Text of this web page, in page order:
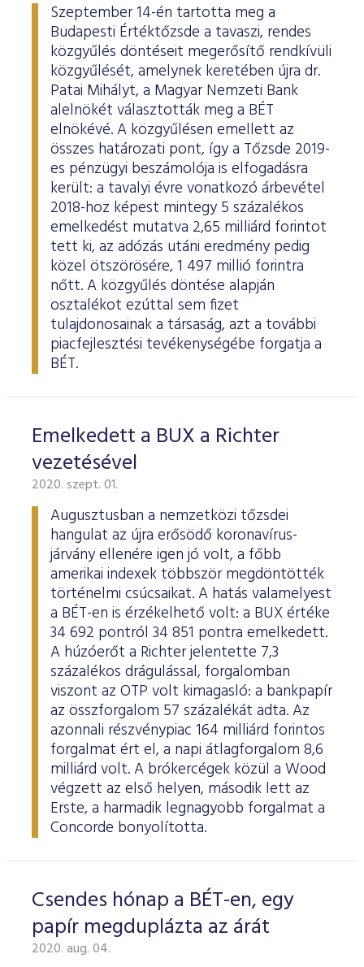
Szeptember 14-én tartotta meg a
Budapesti Értéktőzsde a tavaszi, rendes
közgyűlés döntéseit megerősítő rendkívüli
közgyűlését, amelynek keretében újra dr.
Patai Mihályt, a Magyar Nemzeti Bank
alelnökét választották meg a BÉT
elnökévé. A közgyűlésen emellett az
összes határozati pont, így a Tőzsde 2019-
es pénzügyi beszámolója is elfogadásra
került: a tavalyi évre vonatkozó árbevétel
2018-hoz képest mintegy 5 százalékos
emelkedést mutatva 2,65 milliárd forintot
tett ki, az adózás utáni eredmény pedig
közel ötszörösére, 1 497 millió forintra
nőtt. A közgyűlés döntése alapján
osztalékot ezúttal sem fizet
tulajdonosainak a társaság, azt a további
piacfejlesztési tevékenységébe forgatja a
BÉT.
Emelkedett a BUX a Richter
vezetésével
2020. szept. 01.
Augusztusban a nemzetközi tőzsdei
hangulat az újra erősödő koronavírus-
járvány ellenére igen jó volt, a főbb
amerikai indexek többször megdöntötték
történelmi csúcsaikat. A hatás valamelyest
a BÉT-en is érzékelhető volt: a BUX értéke
34 692 pontról 34 851 pontra emelkedett.
A húzóerőt a Richter jelentette 7,3
százalékos drágulással, forgalomban
viszont az OTP volt kimagasló: a bankpapír
az összforgalom 57 százalékát adta. Az
azonnali részvénypiac 164 milliárd forintos
forgalmat ért el, a napi átlagforgalom 8,6
milliárd volt. A brókercégek közül a Wood
végzett az első helyen, második lett az
Erste, a harmadik legnagyobb forgalmat a
Concorde bonyolította.
Csendes hónap a BÉT-en, egy
papír megduplázta az árát
2020. aug. 04.